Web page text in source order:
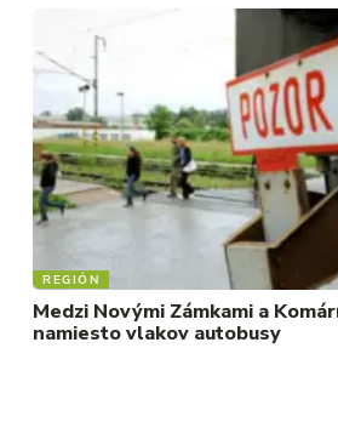
REGIÓN
Medzi Novými Zámkami a
namiesto vlakov autobusy